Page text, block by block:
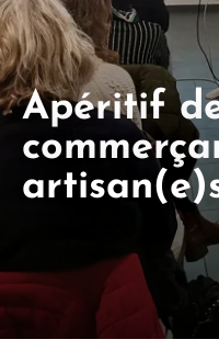
Apéritif